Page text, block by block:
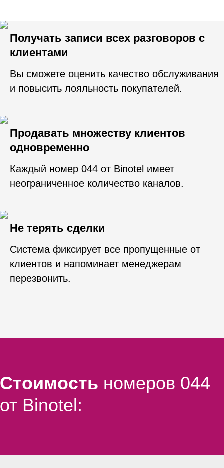
Получать записи всех разговоров с
клиентами
Вы сможете оценить качество обслуживания
и повысить лояльность покупателей.
Продавать множеству клиентов
одновременно
Каждый номер 044 от Binotel имеет
неограниченное количество каналов.
Не терять сделки
Система фиксирует все пропущенные от
клиентов и напоминает менеджерам
перезвонить.
Стоимость номеров 044
от Binotel: